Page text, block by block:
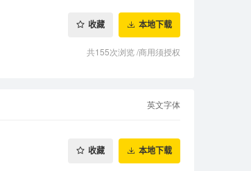
收藏 本地下载
共155次浏览/商用须授权
英文字体
收藏 本地下载